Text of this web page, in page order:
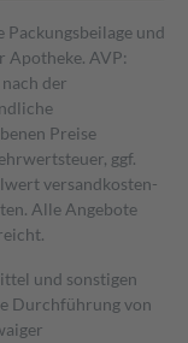
Packungsbeilage und
Apotheke. AVP:
der
Preise
ggf.
versand­kosten­
Alle Angebote
und sonstigen
Durchführung von